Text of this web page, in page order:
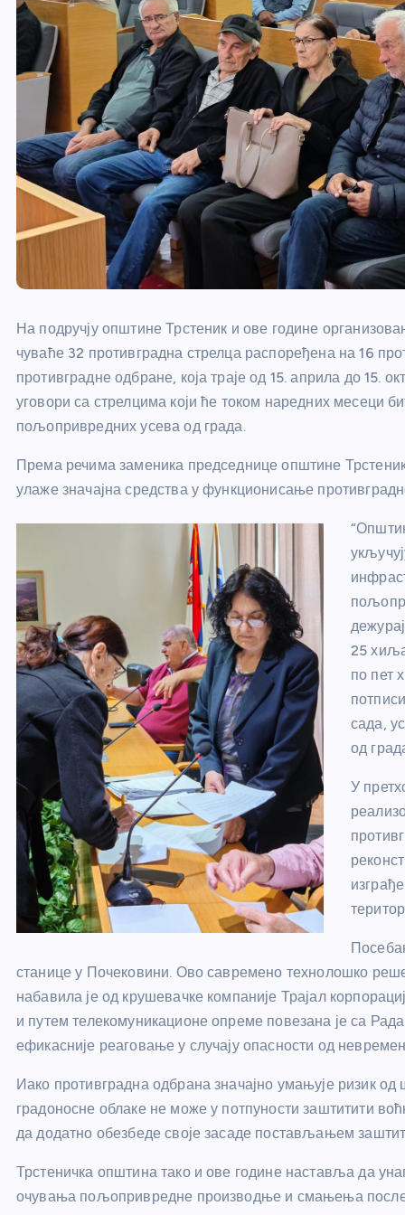
На подручју општине Трстеник и ове године
чуваће 32 противградна стрелца распоређена на 16
противградне одбране, која траје од 15. априла до 15.
уговори са стрелцима који ће током наредних месеци
пољопривредних усева од града.
Према речима заменика председнице општине
улаже значајна средства у функционисање
25
по пет
сада,
од
У
станице у Почековини. Ово савремено технолошко
набавила је од крушевачке компаније Трајал
и путем телекомуникационе опреме повезана је са
ефикасније реаговање у случају опасности од
Иако противградна одбрана значајно умањује ризик
градоносне облаке не може у потпуности заштитити
да додатно обезбеде своје засаде постављањем
Трстеничка општина тако и ове године наставља да
очувања пољопривредне производње и смањења